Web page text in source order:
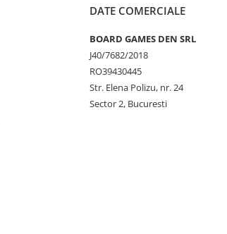
DATE COMERCIALE
BOARD GAMES DEN SRL
J40/7682/2018
RO39430445
Str. Elena Polizu, nr. 24
Sector 2, Bucuresti